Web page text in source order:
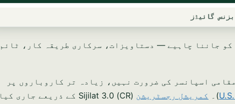
گائیڈز
جاننا چاہیے — دستاویزات، سرکاری طریقہ کار، ٹائم
سکتے ہیں — مقامی اسپانسر کی ضرورت نہیں، زیادہ تر کاروباروں پر
)۔ کمریشل رجسٹریشن
(CR) Sijilat 3.0 کے ذریعے جاری کیا